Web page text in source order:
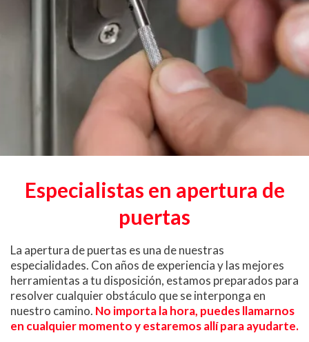
Especialistas en apertura de
puertas
La apertura de puertas es una de nuestras
especialidades. Con años de experiencia y las mejores
herramientas a tu disposición, estamos preparados para
resolver cualquier obstáculo que se interponga en
nuestro camino. No importa la hora, puedes llamarnos
en cualquier momento y estaremos allí para ayudarte.